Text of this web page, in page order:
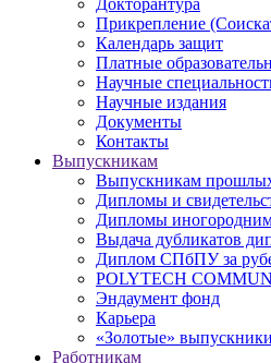
Докторантура
Прикрепление
Календарь защит
Платные
Научные
Научные издания
Документы
Контакты
Выпускникам
Выпускникам
Дипломы и
Дипломы
Выдача дубликатов
Диплом СПбПУ за
POLYTECH
Эндаумент фонд
Карьера
«Золотые» выпускники
Работникам